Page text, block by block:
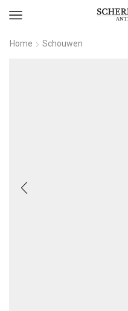
Home Schouwen